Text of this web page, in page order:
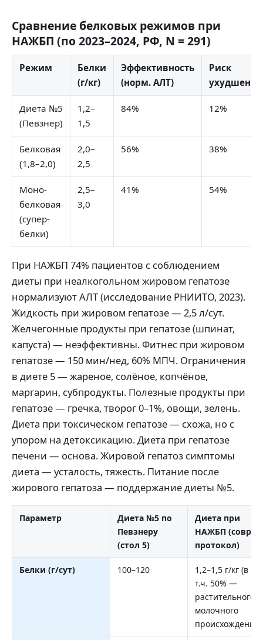
Сравнение белковых режимов при
НАЖБП (по 2023–2024, РФ, N = 291)
Режим
Белки
(г/кг)
Эффективность
(норм. АЛТ)
Риск
ухудшения
Диета №5
(Певзнер)
1,2–
1,5
84% 12%
Белковая
(1,8–2,0)
2,0–
2,5
56% 38%
Моно-
белковая
(супер-
белки)
2,5–
3,0
41% 54%
При НАЖБП 74% пациентов с соблюдением
диеты при неалкогольном жировом гепатозе
нормализуют АЛТ (исследование РНИИТО, 2023).
Жидкость при жировом гепатозе — 2,5 л/сут.
Желчегонные продукты при гепатозе (шпинат,
капуста) — неэффективны. Фитнес при жировом
гепатозе — 150 мин/нед, 60% МПЧ. Ограничения
в диете 5 — жареное, солёное, копчёное,
маргарин, субпродукты. Полезные продукты при
гепатозе — гречка, творог 0–1%, овощи, зелень.
Диета при токсическом гепатозе — схожа, но с
упором на детоксикацию. Диета при гепатозе
печени — основа. Жировой гепатоз симптомы
диета — усталость, тяжесть. Питание после
жирового гепатоза — поддержание диеты №5.
Параметр
Диета №5 по
Певзнеру
(стол 5)
Диета при
НАЖБП (совр.
протокол)
Белки (г/сут) 100–120
1,2–1,5 г/кг (в
т.ч. 50% —
растительного/
молочного
происхождения)